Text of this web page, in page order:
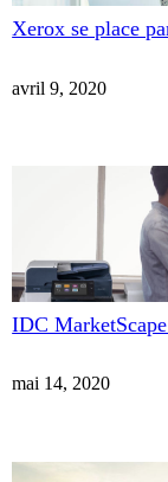
Xerox se place
avril 9, 2020
IDC
mai 14, 2020